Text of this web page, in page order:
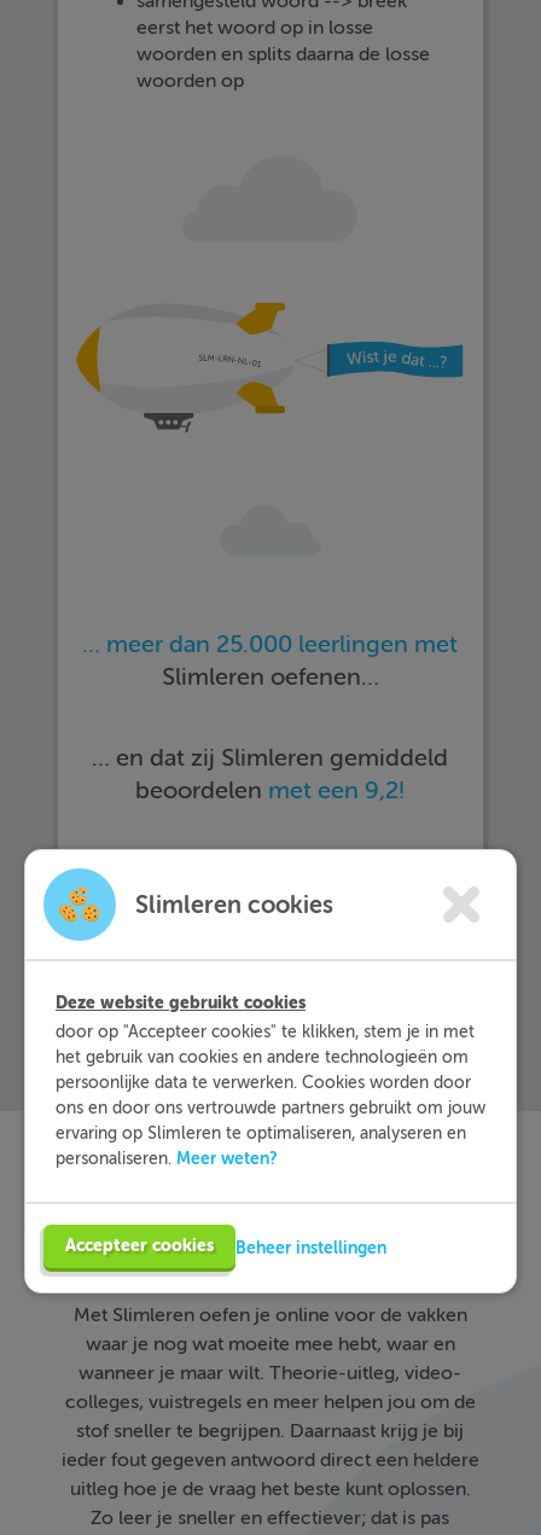
eerst het woord op in losse
woorden en splits daarna de losse
woorden op
… meer dan 25.000 leerlingen met
Slimleren oefenen…
… en dat zij Slimleren gemiddeld
beoordelen met een 9,2!
Wat isSlimlerennou
eigenlijk?
Met Slimleren oefen je online voor de vakken
waar je nog wat moeite mee hebt, waar en
wanneer je maar wilt. Theorie-uitleg, video-
colleges, vuistregels en meer helpen jou om de
stof sneller te begrijpen. Daarnaast krijg je bij
ieder fout gegeven antwoord direct een heldere
uitleg hoe je de vraag het beste kunt oplossen.
Zo leer je sneller en effectiever; dat is pas
Slimleren cookies
Deze website gebruikt cookies
door op "Accepteer cookies" te klikken, stem je in met
het gebruik van cookies en andere technologieën om
persoonlijke data te verwerken. Cookies worden door
ons en door ons vertrouwde partners gebruikt om jouw
ervaring op Slimleren te optimaliseren, analyseren en
personaliseren. Meer weten?
Accepteer cookies Beheer instellingen